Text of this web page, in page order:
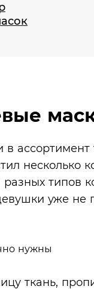
ассортимент
несколько
типов
уже не
ткань,